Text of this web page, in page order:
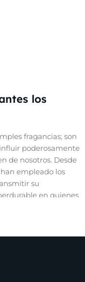
los
fragancias; son
poderosamente
de nosotros. Desde
empleado los
su
en quienes
encontrar en